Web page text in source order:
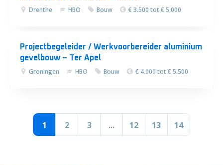
Drenthe HBO Bouw € 3.500 tot € 5.000
Projectbegeleider / Werkvoorbereider aluminium
gevelbouw – Ter Apel
Groningen HBO Bouw € 4.000 tot € 5.500
1 2 3 ... 12 13 14